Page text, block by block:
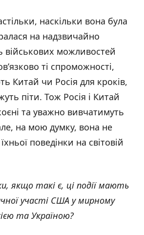
наскільки вона була
на надзвичайно
військових можливостей
ті спроможності,
Китай чи Росія для кроків,
піти. Тож Росія і Китай
та уважно вивчатимуть
на мою думку, вона не
поведінки на світовій
якщо такі є, ці події мають
участі США у мирному
та Україною?